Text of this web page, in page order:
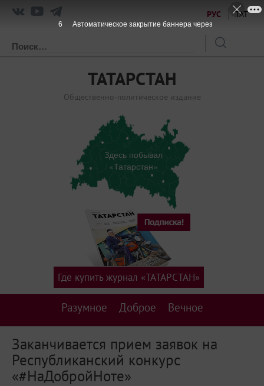
РУС ТАТ
ТАТАРСТАН
Общественно-политическое издание
Здесь побывал
«Татарстан»
Разумное Доброе Вечное
Где купить журнал «ТАТАРСТАН»
Заканчивается прием заявок на
Республиканский конкурс
«#НаДобройНоте»
6 Автоматическое закрытие баннера через